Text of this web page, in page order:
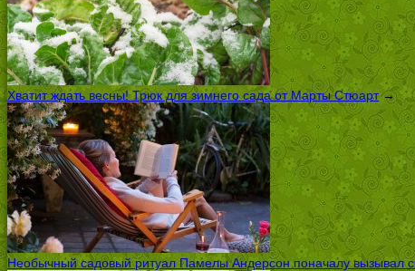
Хватит ждать весны! Трюк для зимнего сада от Марты Стюарт→
Необычный садовый ритуал Памелы Андерсон поначалу вызывал